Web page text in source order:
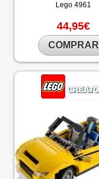
Lego4961
44,95€
COMPRAR